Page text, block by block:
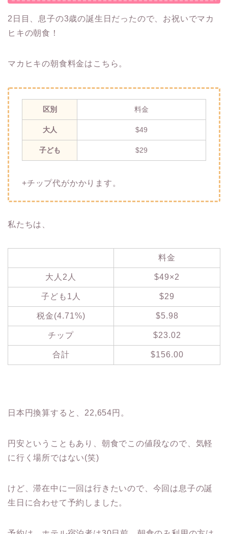
2日目、息子の3歳の誕生日だったので、お祝いでマカ
ヒキの朝食！
マカヒキの朝食料金はこちら。
区別 料金
大人 $49
子ども $29
+チップ代がかかります。
私たちは、
料金
大人2人 $49×2
子ども1人 $29
税金(4.71%) $5.98
チップ $23.02
合計 $156.00
日本円換算すると、22,654円。
円安ということもあり、朝食でこの値段なので、気軽
に行く場所ではない(笑)
けど、滞在中に一回は行きたいので、今回は息子の誕
生日に合わせて予約しました。